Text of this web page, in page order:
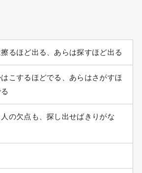
るほど出る、あらは探すほど出る
はこするほどでる、あらはさがすほ
の欠点も、探し出せばきりがな